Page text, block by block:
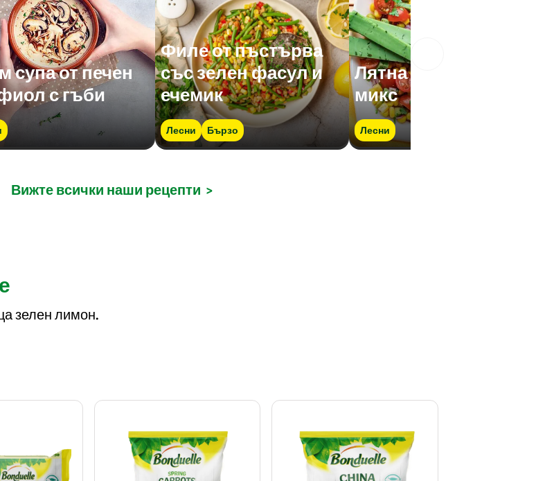
супа от печен
с гъби
Филе от пъстърва
със зелен фасул и
ечемик
Лесни Бързо
Лятна салата с Рио
микс
Лесни
Вижте всички наши рецепти >
зелен лимон.